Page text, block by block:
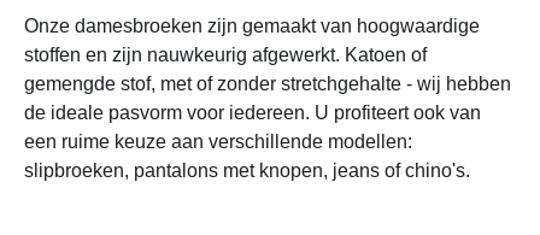
Onze damesbroeken zijn gemaakt van hoogwaardige
stoffen en zijn nauwkeurig afgewerkt. Katoen of
gemengde stof, met of zonder stretchgehalte - wij hebben
de ideale pasvorm voor iedereen. U profiteert ook van
een ruime keuze aan verschillende modellen:
slipbroeken, pantalons met knopen, jeans of chino's.